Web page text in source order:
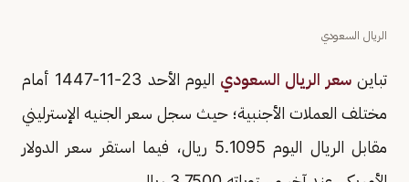
الريال السعودي
تباينسعر الريال السعودي
اليوم الأحد 23-11-1447 أمام
مختلف العملات الأجنبية؛ حيث سجل سعر الجنيه الإسترليني
مقابل الريال اليوم 5.1095 ريال، فيما استقر سعر الدولار